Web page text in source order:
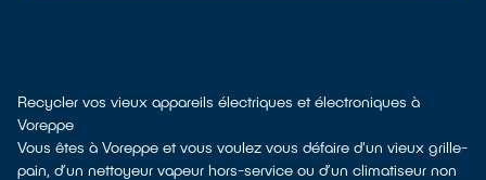
Recycler vos vieux appareils électriques et électroniques à
Voreppe
Vous êtes à Voreppe et vous voulez vous défaire d'un vieux grille-
pain, d’un nettoyeur vapeur hors-service ou d’un climatiseur non